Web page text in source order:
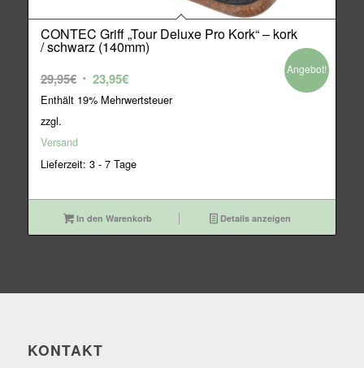
CONTEC Griff „Tour Deluxe Pro Kork“ – kork
/ schwarz (140mm)
29,95€ Ursprünglicher
Preis
23,95€Aktueller
Preis
Enthält 19% Mehrwertsteuer
zzgl.
Versand
Lieferzeit: 3 - 7 Tage
Angebot!
In den Warenkorb Details anzeigen
KONTAKT